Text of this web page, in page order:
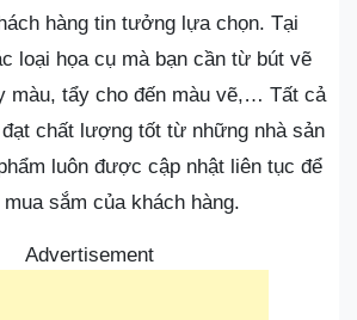
hàng tin tưởng lựa chọn. Tại
loại họa cụ mà bạn cần từ bút vẽ
màu, tẩy cho đến màu vẽ,… Tất cả
chất lượng tốt từ những nhà sản
luôn được cập nhật liên tục để
sắm của khách hàng.
Advertisement